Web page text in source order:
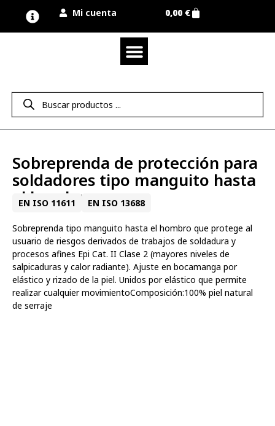
Mi cuenta 0,00 €
Sobreprenda de protección para
soldadores tipo manguito hasta
el hombro
EN ISO 11611 EN ISO 13688
Sobreprenda tipo manguito hasta el hombro que protege al
usuario de riesgos derivados de trabajos de soldadura y
procesos afines Epi Cat. II Clase 2 (mayores niveles de
salpicaduras y calor radiante). Ajuste en bocamanga por
elástico y rizado de la piel. Unidos por elástico que permite
realizar cualquier movimientoComposición:100% piel natural
de serraje